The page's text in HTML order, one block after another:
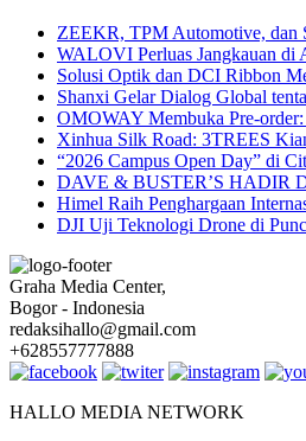
ZEEKR, TPM Automotive, dan
WALOVI Perluas Jangkauan di
Solusi Optik dan DCI Ribbon
Shanxi Gelar Dialog Global
OMOWAY Membuka Pre-
Xinhua Silk Road: 3TREES
“2026 Campus Open Day” di
DAVE & BUSTER’S HADIR
Himel Raih Penghargaan
DJI Uji Teknologi Drone di
Graha Media Center,
Bogor - Indonesia
redaksihallo@gmail.com
+628557777888
HALLO MEDIA NETWORK